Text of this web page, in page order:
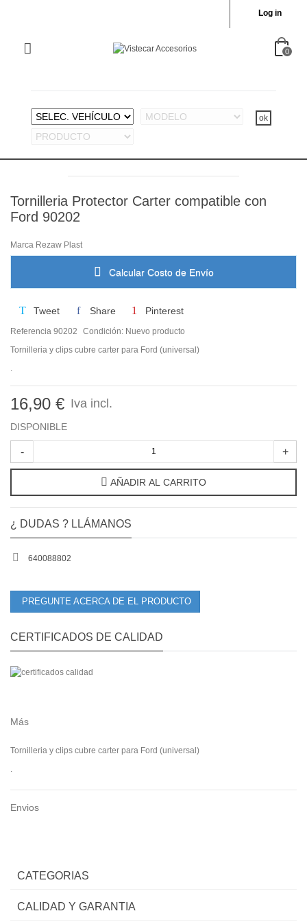
Log in
0
Tornilleria Protector Carter compatible con
Ford 90202
Marca Rezaw Plast
Calcular Costo de Envío
Tweet Share Pinterest
Referencia 90202 Condición: Nuevo producto
Tornilleria y clips cubre carter para Ford (universal)
.
16,90 € Iva incl.
DISPONIBLE
- +
AÑADIR AL CARRITO
¿ DUDAS ? LLÁMANOS
640088802
PREGUNTE ACERCA DE EL PRODUCTO
CERTIFICADOS DE CALIDAD
Más
Tornilleria y clips cubre carter para Ford (universal)
Envios
CATEGORIAS
CALIDAD Y GARANTIA